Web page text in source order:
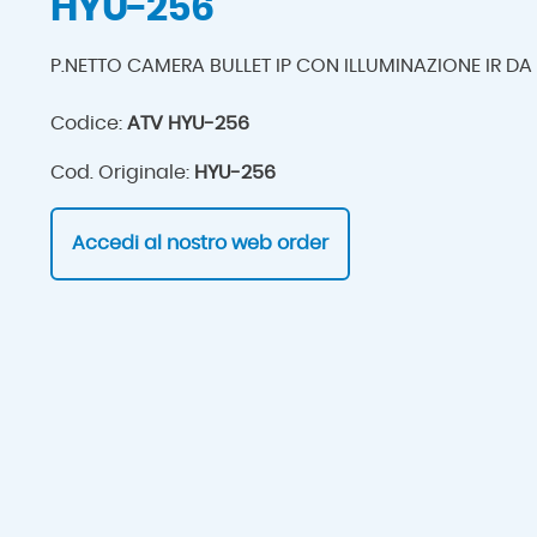
HYU-256
P.NETTO CAMERA BULLET IP CON ILLUMINAZIONE IR
Codice: ATV HYU-256
Cod. Originale: HYU-256
Accedi al nostro web order